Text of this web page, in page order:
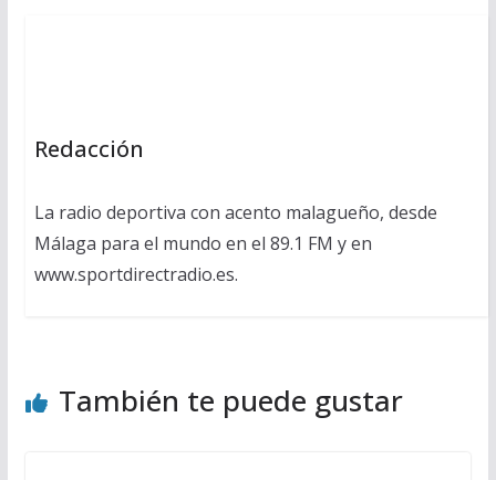
Redacción
La radio deportiva con acento malagueño, desde
Málaga para el mundo en el 89.1 FM y en
www.sportdirectradio.es.
También te puede gustar